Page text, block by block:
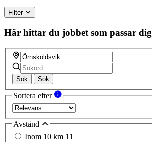
ignore
this
field
Filter
Här hittar du jobbet som passar dig
Sök Sök
Sortera efter
Avstånd
Inom 10 km 11